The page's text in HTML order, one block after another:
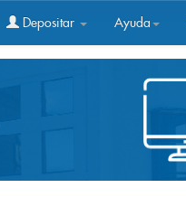
Depositar Ayuda